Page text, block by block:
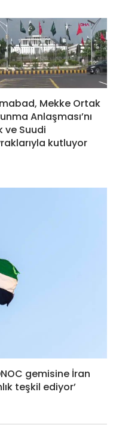
Mekke Ortak
Anlaşması’nı
ve Suudi
kutluyor
gemisine İran
teşkil ediyor’